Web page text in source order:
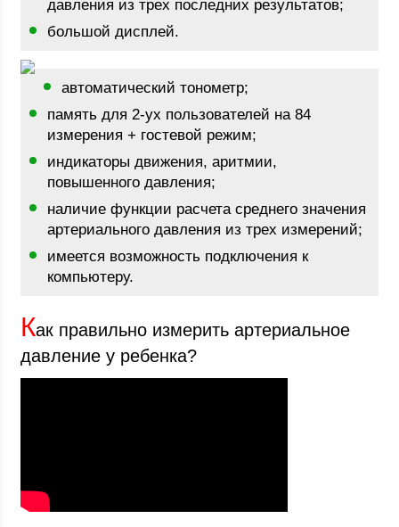
давления из трех последних результатов;
большой дисплей.
автоматический тонометр;
память для 2-ух пользователей на 84
измерения + гостевой режим;
индикаторы движения, аритмии,
повышенного давления;
наличие функции расчета среднего значения
артериального давления из трех измерений;
имеется возможность подключения к
компьютеру.
Как правильно измерить артериальное
давление у ребенка?